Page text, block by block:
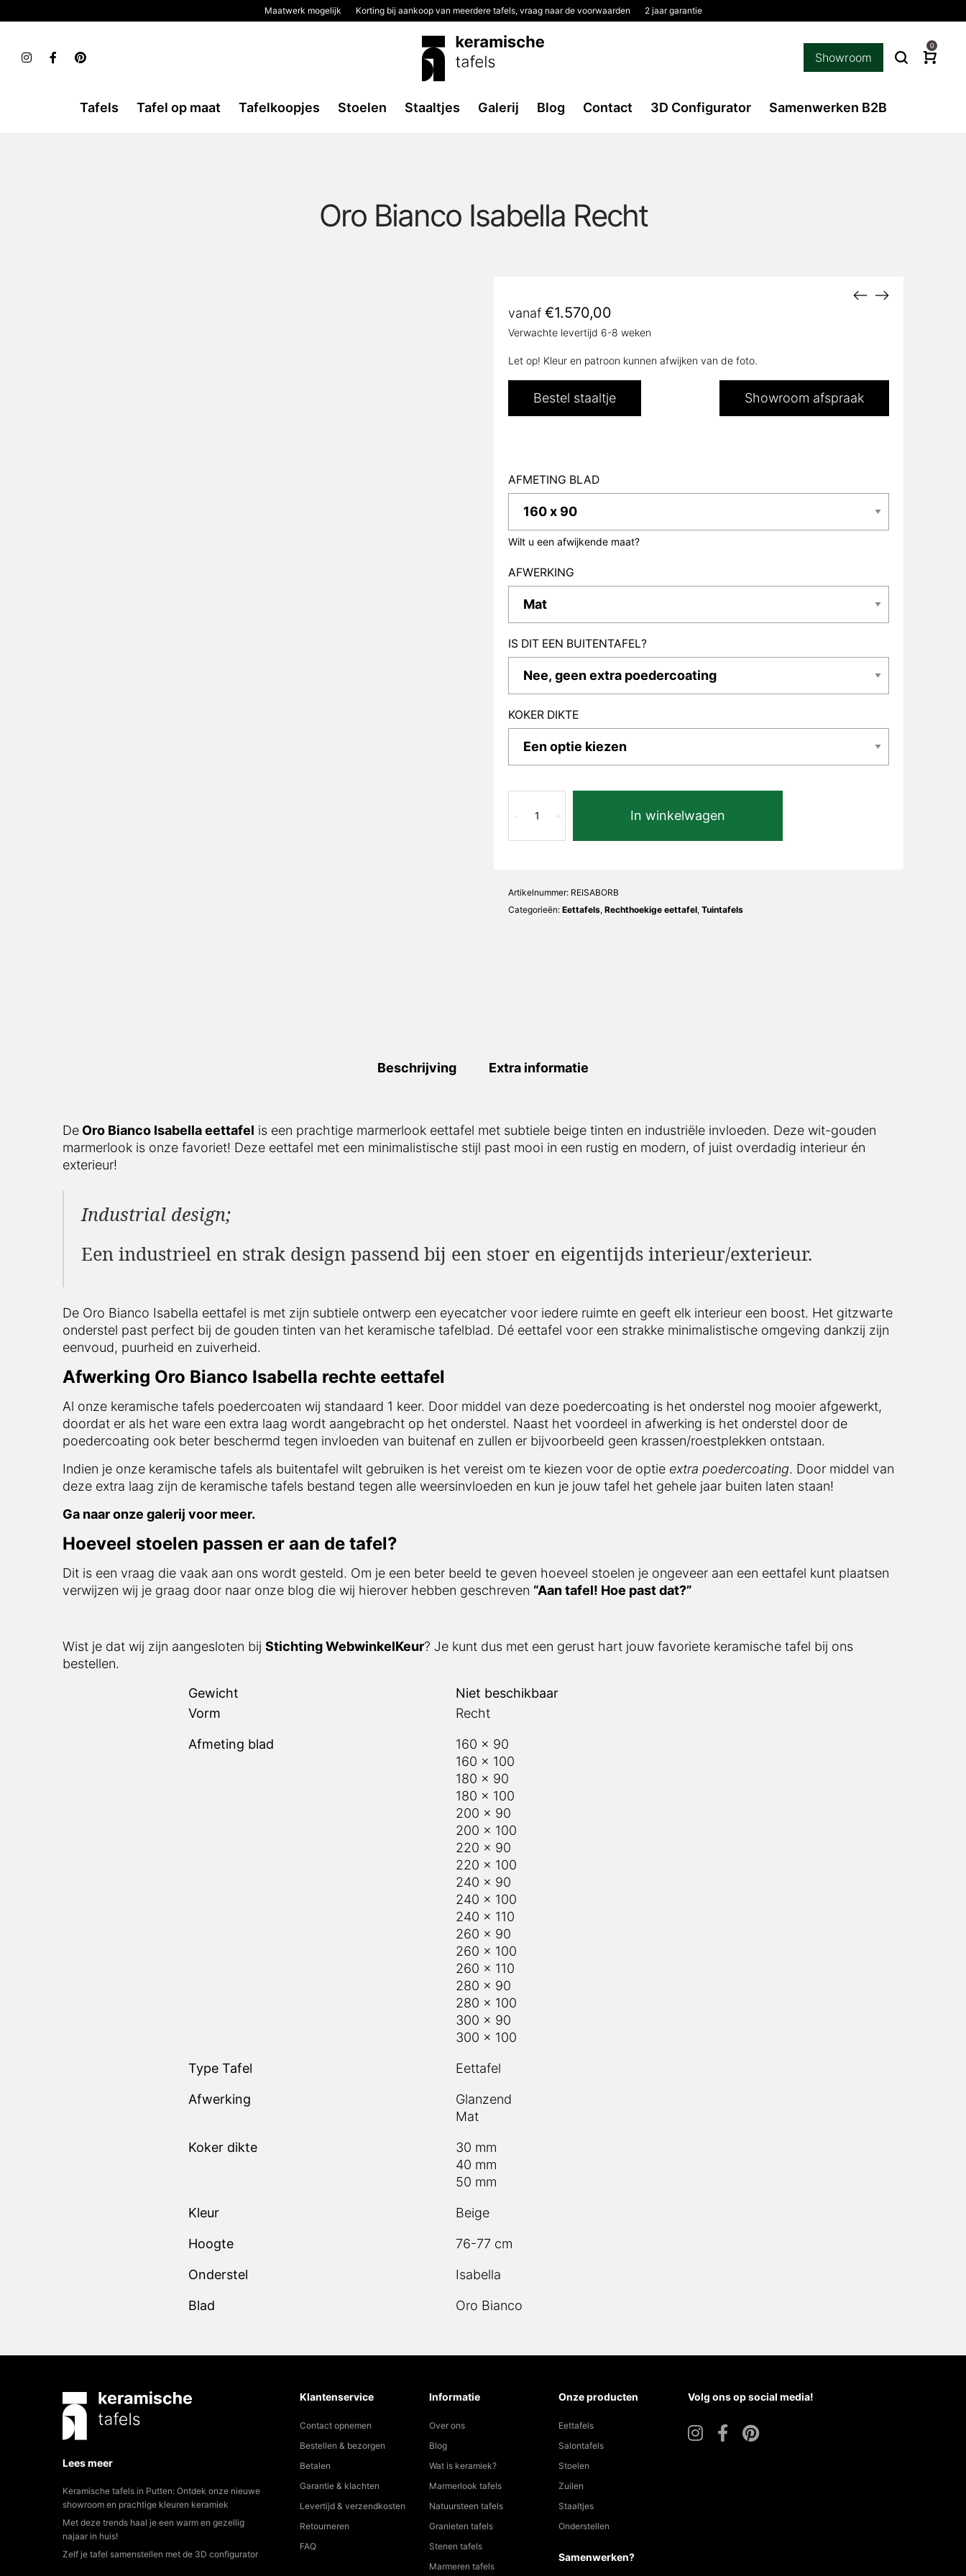
Maatwerk mogelijk Korting bij aankoop van meerdere tafels, vraag naar de voorwaarden 2 jaar garantie
Showroom
0
Tafels Tafel op maat Tafelkoopjes Stoelen Staaltjes Galerij Blog Contact 3D Configurator Samenwerken B2B
Oro Bianco Isabella Recht
vanaf €1.570,00
Verwachte levertijd 6-8 weken
Let op! Kleur en patroon kunnen afwijken van de foto.
Bestel staaltje Showroom afspraak
AFMETING BLAD
Wilt u een afwijkende maat?
AFWERKING
IS DIT EEN BUITENTAFEL?
KOKER DIKTE
Bianco
+
- In winkelwagen
Artikelnummer: REISABORB
Categorieën: Eettafels, Rechthoekige eettafel, Tuintafels
Beschrijving Extra informatie
De Oro Bianco Isabella eettafel is een prachtige marmerlook eettafel met subtiele beige tinten en industriële invloeden. Deze wit-gouden
marmerlook is onze favoriet! Deze eettafel met een minimalistische stijl past mooi in een rustig en modern, of juist overdadig interieur én
exterieur!
Industrial design;
Een industrieel en strak design passend bij een stoer en eigentijds interieur/exterieur.
De Oro Bianco Isabella eettafel is met zijn subtiele ontwerp een eyecatcher voor iedere ruimte en geeft elk interieur een boost. Het gitzwarte
onderstel past perfect bij de gouden tinten van het keramische tafelblad. Dé eettafel voor een strakke minimalistische omgeving dankzij zijn
eenvoud, puurheid en zuiverheid.
Afwerking Oro Bianco Isabella rechte eettafel
Al onze keramische tafels poedercoaten wij standaard 1 keer. Door middel van deze poedercoating is het onderstel nog mooier afgewerkt,
doordat er als het ware een extra laag wordt aangebracht op het onderstel. Naast het voordeel in afwerking is het onderstel door de
poedercoating ook beter beschermd tegen invloeden van buitenaf en zullen er bijvoorbeeld geen krassen/roestplekken ontstaan.
Indien je onze keramische tafels als buitentafel wilt gebruiken is het vereist om te kiezen voor de optie extra poedercoating. Door middel van
deze extra laag zijn de keramische tafels bestand tegen alle weersinvloeden en kun je jouw tafel het gehele jaar buiten laten staan!
Ga naar onze galerij voor meer.
Hoeveel stoelen passen er aan de tafel?
Dit is een vraag die vaak aan ons wordt gesteld. Om je een beter beeld te geven hoeveel stoelen je ongeveer aan een eettafel kunt plaatsen
verwijzen wij je graag door naar onze blog die wij hierover hebben geschreven “Aan tafel! Hoe past dat?”
Wist je dat wij zijn aangesloten bij Stichting WebwinkelKeur? Je kunt dus met een gerust hart jouw favoriete keramische tafel bij ons
bestellen.
Gewicht
Niet beschikbaar
Vorm
Recht
Afmeting blad
160 x 90
160 x 100
180 x 90
180 x 100
200 x 90
200 x 100
220 x 90
220 x 100
240 x 90
240 x 100
240 x 110
260 x 90
260 x 100
260 x 110
280 x 90
280 x 100
300 x 90
300 x 100
Type Tafel Eettafel
Afwerking
Glanzend
Mat
Koker dikte
30 mm
40 mm
50 mm
Kleur Beige
Hoogte 76-77 cm
Onderstel Isabella
Blad Oro Bianco
Lees meer
Keramische tafels in Putten: Ontdek onze nieuwe
showroom en prachtige kleuren keramiek
Met deze trends haal je een warm en gezellig
najaar in huis!
Zelf je tafel samenstellen met de 3D configurator
Klantenservice
Contact opnemen
Bestellen & bezorgen
Betalen
Garantie & klachten
Levertijd & verzendkosten
Retourneren
FAQ
Informatie
Over ons
Blog
Wat is keramiek?
Marmerlook tafels
Natuursteen tafels
Granieten tafels
Stenen tafels
Marmeren tafels
Onze producten
Eettafels
Salontafels
Stoelen
Zuilen
Staaltjes
Onderstellen
Samenwerken?
Volg ons op social media!